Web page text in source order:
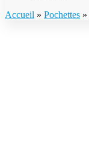
Accueil » Pochettes »